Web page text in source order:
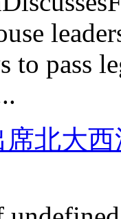
to pass
北大